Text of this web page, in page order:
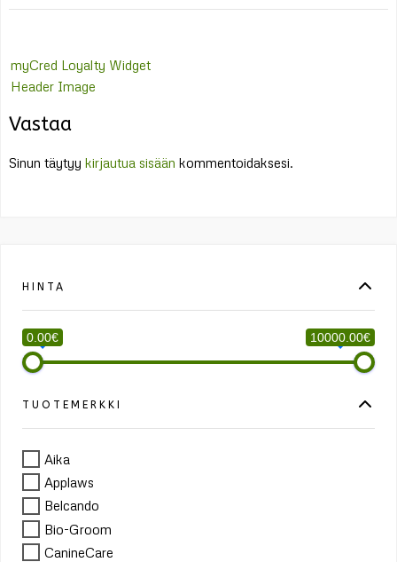
navigation
myCred Loyalty Widget
Header Image
Vastaa
Sinun täytyy kirjautua sisään kommentoidaksesi.
HINTA
0.00€ 10000.00€
TUOTEMERKKI
Aika
Applaws
Belcando
Bio-Groom
CanineCare